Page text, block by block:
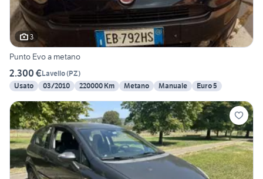
3
Punto Evo a metano
2.300 €Lavello(PZ)
Usato
03/2010 220000 Km Metano Manuale Euro 5